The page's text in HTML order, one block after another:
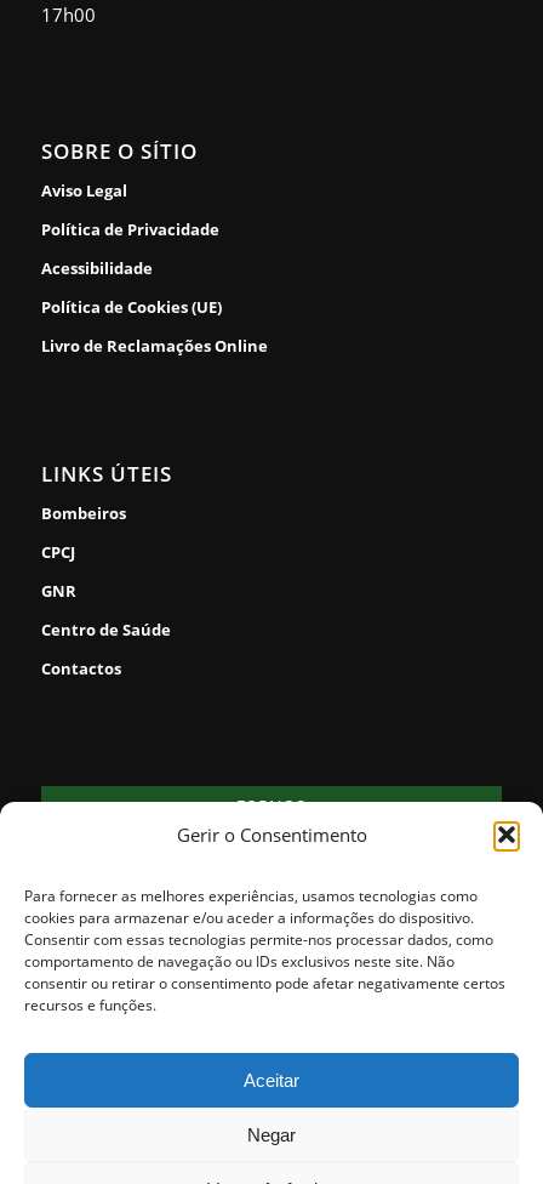
Gerir o Consentimento
Para fornecer as melhores experiências, usamos tecnologias como
cookies para armazenar e/ou aceder a informações do dispositivo.
Consentir com essas tecnologias permite-nos processar dados, como
comportamento de navegação ou IDs exclusivos neste site. Não
consentir ou retirar o consentimento pode afetar negativamente certos
recursos e funções.
Aceitar
Negar
17h00
SOBRE O SÍTIO
Aviso Legal
Política de Privacidade
Acessibilidade
Política de Cookies (UE)
Livro de Reclamações Online
LINKS ÚTEIS
Bombeiros
CPCJ
GNR
Centro de Saúde
Contactos
FORNOS
21
vento: 2m/s NNE
MAX 21 • MIN 21
29° 25 °